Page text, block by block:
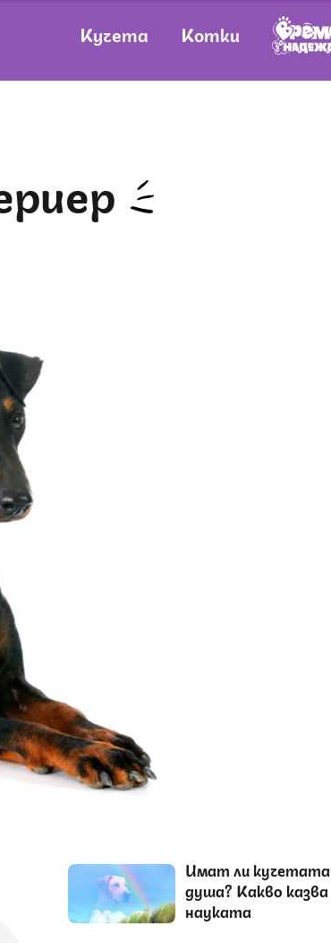
Кучета Котки
Имат ли кучетата
душа? Какво казва
науката